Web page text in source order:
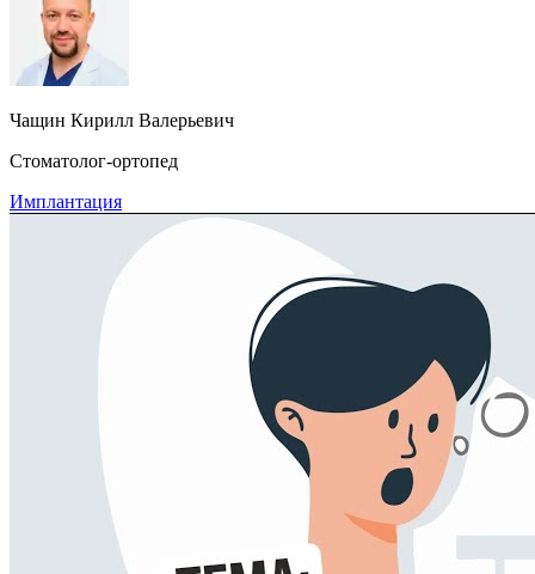
Чащин Кирилл Валерьевич
Стоматолог-ортопед
Имплантация